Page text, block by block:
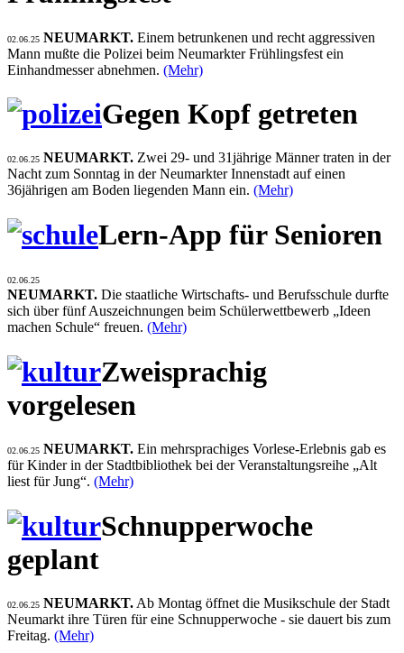
02.06.25 NEUMARKT. Einem betrunkenen und recht aggressiven
Mann mußte die Polizei beim Neumarkter Frühlingsfest ein
Einhandmesser abnehmen. (Mehr)
Gegen Kopf getreten
02.06.25 NEUMARKT. Zwei 29- und 31jährige Männer traten in der
Nacht zum Sonntag in der Neumarkter Innenstadt auf einen
36jährigen am Boden liegenden Mann ein. (Mehr)
Lern-App für Senioren
02.06.25
NEUMARKT. Die staatliche Wirtschafts- und Berufsschule durfte
sich über fünf Auszeichnungen beim Schülerwettbewerb „Ideen
machen Schule“ freuen. (Mehr)
Zweisprachig
vorgelesen
02.06.25 NEUMARKT. Ein mehrsprachiges Vorlese-Erlebnis gab es
für Kinder in der Stadtbibliothek bei der Veranstaltungsreihe „Alt
liest für Jung“. (Mehr)
Schnupperwoche
geplant
02.06.25 NEUMARKT. Ab Montag öffnet die Musikschule der Stadt
Neumarkt ihre Türen für eine Schnupperwoche - sie dauert bis zum
Freitag. (Mehr)